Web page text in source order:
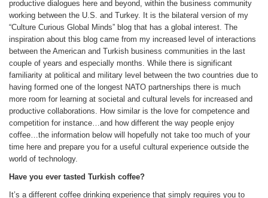
productive dialogues here and beyond, within the business community
working between the U.S. and Turkey. It is the bilateral version of my
“Culture Curious Global Minds” blog that has a global interest. The
inspiration about this blog came from my increased level of interactions
between the American and Turkish business communities in the last
couple of years and especially months. While there is significant
familiarity at political and military level between the two countries due to
having formed one of the longest NATO partnerships there is much
more room for learning at societal and cultural levels for increased and
productive collaborations. How similar is the love for competence and
competition for instance…and how different the way people enjoy
coffee…the information below will hopefully not take too much of your
time here and prepare you for a useful cultural experience outside the
world of technology.
Have you ever tasted Turkish coffee?
It’s a different coffee drinking experience that simply requires you to